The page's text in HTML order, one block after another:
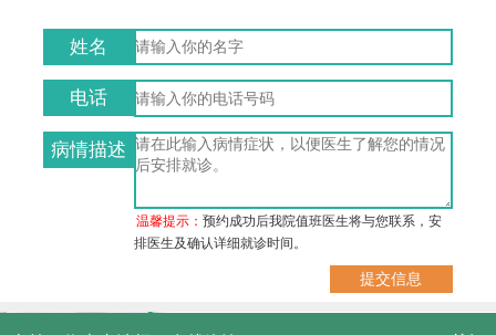
姓名
电话
病情描述
温馨提示：预约成功后我院值班医生将与您联系，安
排医生及确认详细就诊时间。